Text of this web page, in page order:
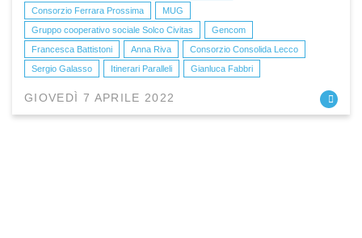
Consorzio Ferrara Prossima
MUG
Gruppo cooperativo sociale Solco Civitas
Gencom
Francesca Battistoni
Anna Riva
Consorzio Consolida Lecco
Sergio Galasso
Itinerari Paralleli Gianluca Fabbri
GIOVEDÌ 7 APRILE 2022